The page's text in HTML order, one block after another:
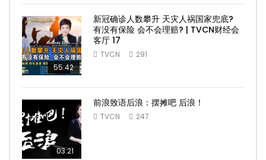
55:42
新冠确诊人数攀升 天灾人祸国家兜底?
有没有保险 会不会理赔? | TVCN财经会
客厅 17
TVCN 291
03:21
前浪致语后浪：摆摊吧 后浪！
TVCN 247